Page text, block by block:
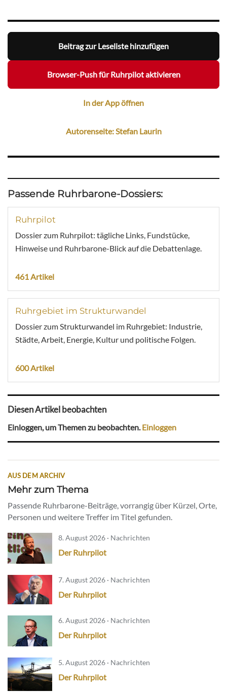
Beitrag zur Leseliste hinzufügen
Browser-Push für Ruhrpilot aktivieren
In der App öffnen
Autorenseite: Stefan Laurin
Passende Ruhrbarone-Dossiers:
Ruhrpilot
Dossier zum Ruhrpilot: tägliche Links, Fundstücke,
Hinweise und Ruhrbarone-Blick auf die Debattenlage.
461 Artikel
Ruhrgebiet im Strukturwandel
Dossier zum Strukturwandel im Ruhrgebiet: Industrie,
Städte, Arbeit, Energie, Kultur und politische Folgen.
600 Artikel
Diesen Artikel beobachten
Einloggen, um Themen zu beobachten.Einloggen
AUS DEM ARCHIV
Mehr zum Thema
Passende Ruhrbarone-Beiträge, vorrangig über Kürzel, Orte,
Personen und weitere Treffer im Titel gefunden.
8. August 2026 · Nachrichten
Der Ruhrpilot
7. August 2026 · Nachrichten
Der Ruhrpilot
6. August 2026 · Nachrichten
Der Ruhrpilot
5. August 2026 · Nachrichten
Der Ruhrpilot